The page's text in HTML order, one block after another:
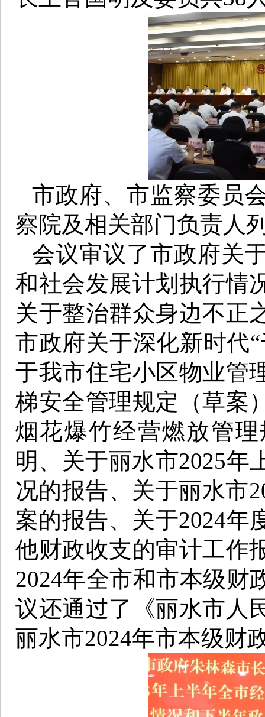
市政府、市监察委员
察院及相关部门负责人
会议审议了市政府关
和社会发展计划执行情
关于整治群众身边不正
市政府关于深化新时代
于我市住宅小区物业管
梯安全管理规定（草案
烟花爆竹经营燃放管
明、关于丽水市2025年
况的报告、关于丽水市
案的报告、关于2024年
他财政收支的审计工作
2024年全市和市本级财
议还通过了《丽水市人
丽水市2024年市本级财